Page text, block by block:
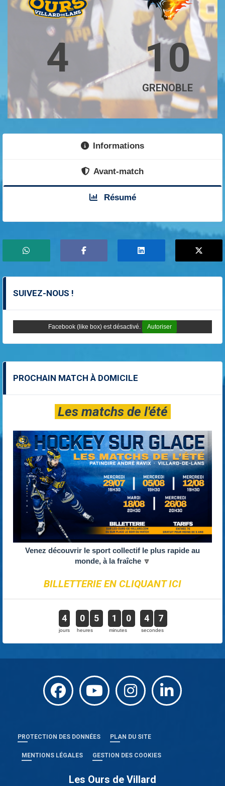
4 10
GRENOBLE
Informations
Avant-match
Résumé
SUIVEZ-NOUS !
Facebook (like box) est désactivé. Autoriser
PROCHAIN MATCH À DOMICILE
Les matchs de l'été
Venez découvrir le sport collectif le plus rapide au
monde, à la fraîche 🔽
BILLETTERIE EN CLIQUANT ICI
4
jours
0 5
heures
1 0
minutes
4 7
secondes
PROTECTION DES DONNÉES PLAN DU SITE
MENTIONS LÉGALES GESTION DES COOKIES
Les Ours de Villard